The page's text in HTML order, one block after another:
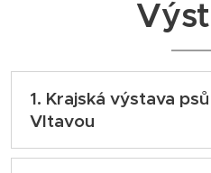
1. Krajská výstava
Vltavou
04.08. 2019